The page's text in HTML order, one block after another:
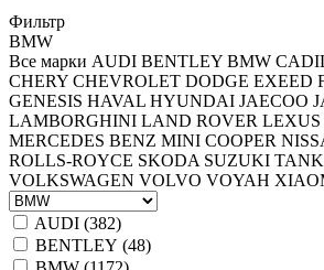
Фильтр
BMW
Все марки AUDI BENTLEY BMW
CHERY CHEVROLET DODGE EXEED
GENESIS HAVAL HYUNDAI JAECOO
LAMBORGHINI LAND ROVER LEXUS
MERCEDES BENZ MINI COOPER
ROLLS-ROYCE SKODA SUZUKI TANK
VOLKSWAGEN VOLVO VOYAH
AUDI (382)
BENTLEY (48)